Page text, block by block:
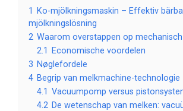
1
Ko-mjölkningsmaskin – Effektiv
mjölkningslösning
2 Waarom overstappen op
2.1
Economische voordelen
3 Nøglefordele
4 Begrip van melkmachine-technologie
4.1 Vacuumpomp versus
4.2 De wetenschap van melken: